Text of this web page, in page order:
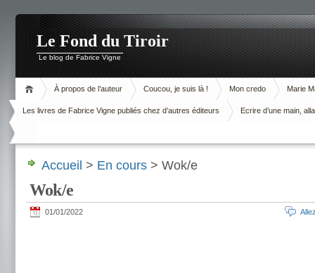
Le Fond du Tiroir
Le blog de Fabrice Vigne
À propos de l’auteur Coucou, je suis là ! Mon credo Marie
Les livres de Fabrice Vigne publiés chez d’autres éditeurs Ecrire d’une main,
Accueil > En cours > Wok/e
Wok/e
01/01/2022